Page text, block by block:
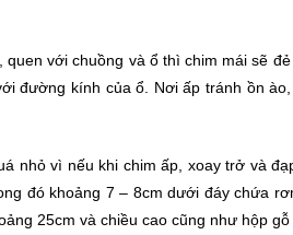
với chuồng và ổ thì chim mái sẽ
đường kính của ổ. Nơi ấp tránh ồn
nhỏ vì nếu khi chim ấp, xoay trở và
đó khoảng 7 – 8cm dưới đáy chứa
25cm và chiều cao cũng như hộp gỗ